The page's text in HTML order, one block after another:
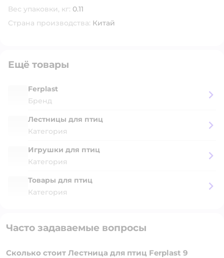
Вес упаковки, кг: 0.11
Страна производства: Китай
Ещё товары
Ferplast
Бренд
Лестницы для птиц
Категория
Игрушки для птиц
Категория
Товары для птиц
Категория
Часто задаваемые вопросы
Сколько стоит Лестница для птиц Ferplast 9